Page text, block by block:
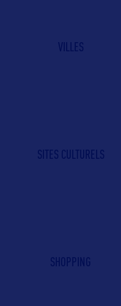
VILLES
SITES CULTURELS
SHOPPING